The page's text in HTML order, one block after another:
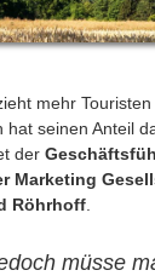
mehr
hat seinen Anteil
der
Marketing
Röhrhoff
müsse